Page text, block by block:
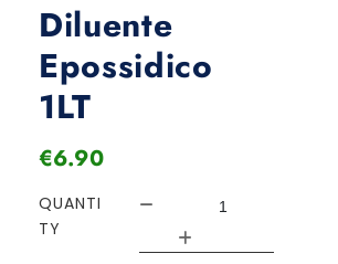
Diluente
Epossidico
1LT
€6.90
QUANTI
TY